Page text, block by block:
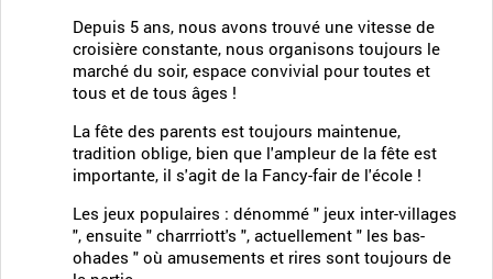
Depuis 5 ans, nous avons trouvé une vitesse de
croisière constante, nous organisons toujours le
marché du soir, espace convivial pour toutes et
tous et de tous âges !
La fête des parents est toujours maintenue,
tradition oblige, bien que l'ampleur de la fête est
importante, il s'agit de la Fancy-fair de l'école !
Les jeux populaires : dénommé " jeux inter-villages
", ensuite " charrriott's ", actuellement " les bas-
ohades " où amusements et rires sont toujours de